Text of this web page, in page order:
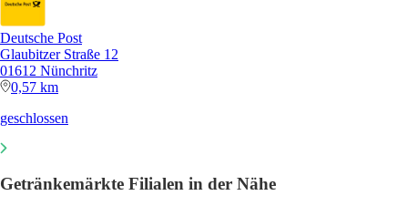
Deutsche Post
Glaubitzer Straße 12
01612 Nünchritz
0,57 km
geschlossen
Getränkemärkte Filialen in der Nähe